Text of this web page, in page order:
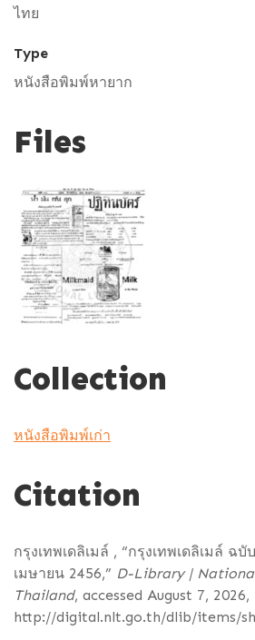
ไทย
Type
หนังสือพิมพ์หายาก
Files
Collection
หนังสือพิมพ์เก่า
Citation
กรุงเทพเดลิเมล์ , “กรุงเทพเดลิเมล์ ฉ
เมษายน 2456,” D-Library |
Thailand, accessed August 7, 2026,
http://digital.nlt.go.th/dlib/items/